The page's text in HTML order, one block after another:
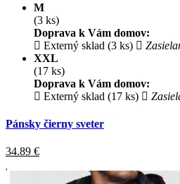
M
(3 ks)
Doprava k Vám domov:
Externý sklad (3 ks)
XXL
(17 ks)
Doprava k Vám domov:
Externý sklad (17 ks)
Pánsky čierny sveter
34.89 €